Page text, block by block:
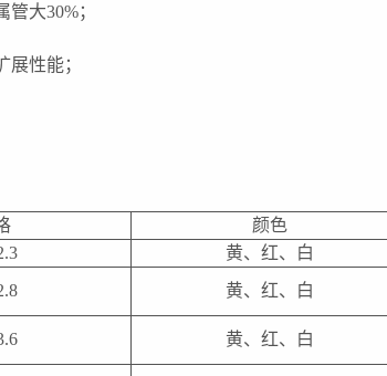
大30%；
性能；
颜色
黄、红、白
黄、红、白
黄、红、白